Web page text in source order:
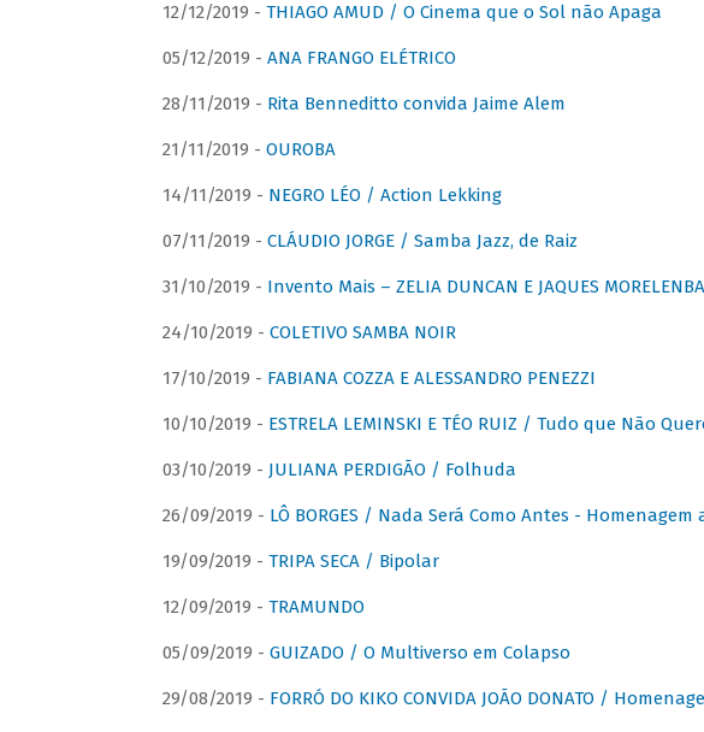
12/12/2019 - THIAGO AMUD / O Cinema que o Sol não Apaga
05/12/2019 - ANA FRANGO ELÉTRICO
28/11/2019 - Rita Benneditto convida Jaime Alem
21/11/2019 - OUROBA
14/11/2019 - NEGRO LÉO / Action Lekking
07/11/2019 - CLÁUDIO JORGE / Samba Jazz, de Raiz
31/10/2019 - Invento Mais – ZELIA DUNCAN E JAQUES
24/10/2019 - COLETIVO SAMBA NOIR
17/10/2019 - FABIANA COZZA E ALESSANDRO PENEZZI
10/10/2019 - ESTRELA LEMINSKI E TÉO RUIZ / Tudo que Não
03/10/2019 - JULIANA PERDIGÃO / Folhuda
26/09/2019 - LÔ BORGES / Nada Será Como Antes - Homenagem
19/09/2019 - TRIPA SECA / Bipolar
12/09/2019 - TRAMUNDO
05/09/2019 - GUIZADO / O Multiverso em Colapso
29/08/2019 - FORRÓ DO KIKO CONVIDA JOÃO DONATO /